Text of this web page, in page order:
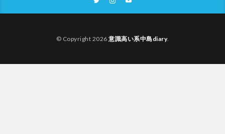
© Copyright 2026 意識高い系中島diary.